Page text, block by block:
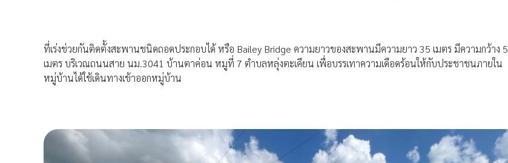
ที่เร่งช่วยกันติดตั้งสะพานชนิดถอดประกอบได้ หรือ Bailey Bridge ความยาวของสะพานมีความยาว 35 เมตร มีความกว้าง 5
เมตร บริเวณถนนสาย นม.3041 บ้านตาค่อน หมูที่ 7 ตำบลหลุ่งตะเคียน เพื่อบรรเทาความเดือดร้อนให้กับประชาชนภายใน
หมู่บ้านได้ใช้เดินทางเข้าออกหมู่บ้าน